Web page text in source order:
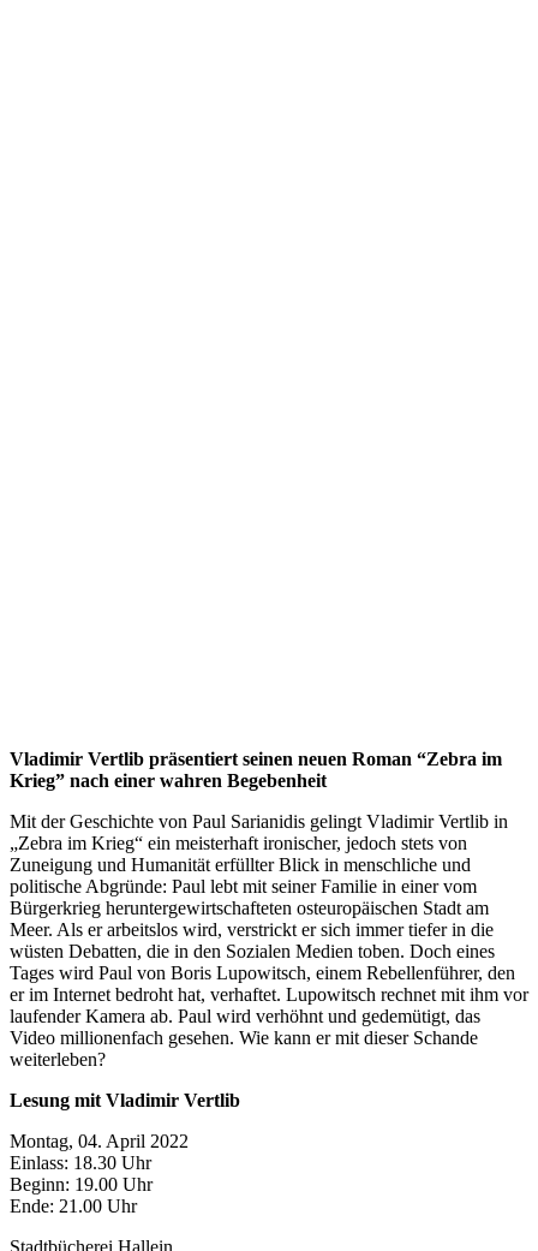
Vladimir Vertlib präsentiert seinen neuen Roman “Zebra im
Krieg” nach einer wahren Begebenheit
Mit der Geschichte von Paul Sarianidis gelingt Vladimir Vertlib in
„Zebra im Krieg“ ein meisterhaft ironischer, jedoch stets von
Zuneigung und Humanität erfüllter Blick in menschliche und
politische Abgründe: Paul lebt mit seiner Familie in einer vom
Bürgerkrieg heruntergewirtschafteten osteuropäischen Stadt am
Meer. Als er arbeitslos wird, verstrickt er sich immer tiefer in die
wüsten Debatten, die in den Sozialen Medien toben. Doch eines
Tages wird Paul von Boris Lupowitsch, einem Rebellenführer, den
er im Internet bedroht hat, verhaftet. Lupowitsch rechnet mit ihm vor
laufender Kamera ab. Paul wird verhöhnt und gedemütigt, das
Video millionenfach gesehen. Wie kann er mit dieser Schande
weiterleben?
Lesung mit Vladimir Vertlib
Montag, 04. April 2022
Einlass: 18.30 Uhr
Beginn: 19.00 Uhr
Ende: 21.00 Uhr
Stadtbücherei Hallein